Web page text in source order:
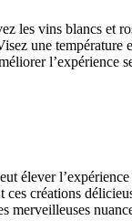
les vins blancs et
une température
l’expérience
élever
ces créations
merveilleuses